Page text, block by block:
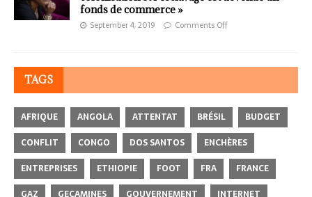
fonds de commerce »
September 4, 2019 Comments Off
TAGS
AFRIQUE ANGOLA ATTENTAT BRÉSIL
BUDGET
CONFLIT
CONGO DOS SANTOS
ENCHÈRES
ENTREPRISES
ETHIOPIE FOOT FRA
FRANCE
GAZ
GECAMINES GOUVERNEMENT
INTERNET